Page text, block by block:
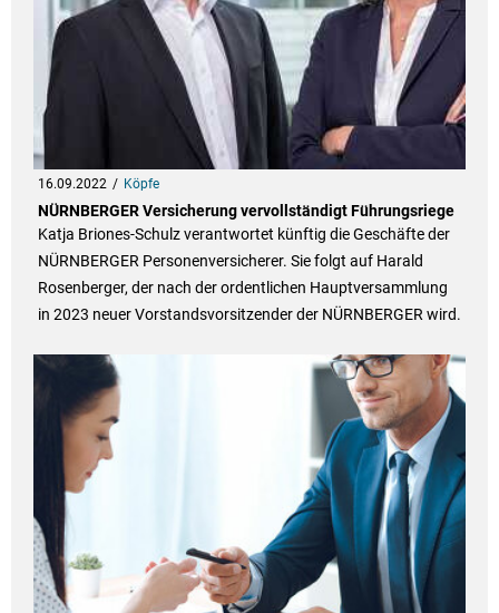
16.09.2022 Köpfe
NÜRNBERGER Versicherung vervollständigt Führungsriege
Katja Briones-Schulz verantwortet künftig die Geschäfte der
NÜRNBERGER Personenversicherer. Sie folgt auf Harald
Rosenberger, der nach der ordentlichen Hauptversammlung
in 2023 neuer Vorstandsvorsitzender der NÜRNBERGER wird.